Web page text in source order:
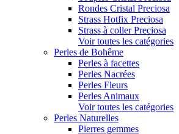
Rondes Cristal Preciosa
Strass Hotfix Preciosa
Strass à coller Preciosa
Voir toutes les catégories
Perles de Bohême
Perles à facettes
Perles Nacrées
Perles Fleurs
Perles Animaux
Voir toutes les catégories
Perles Naturelles
Pierres gemmes